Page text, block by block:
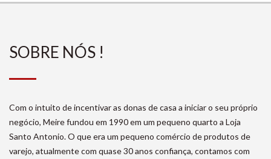
SOBRE NÓS !
Com o intuito de incentivar as donas de casa a iniciar o seu próprio
negócio, Meire fundou em 1990 em um pequeno quarto a Loja
Santo Antonio. O que era um pequeno comércio de produtos de
varejo, atualmente com quase 30 anos confiança, contamos com